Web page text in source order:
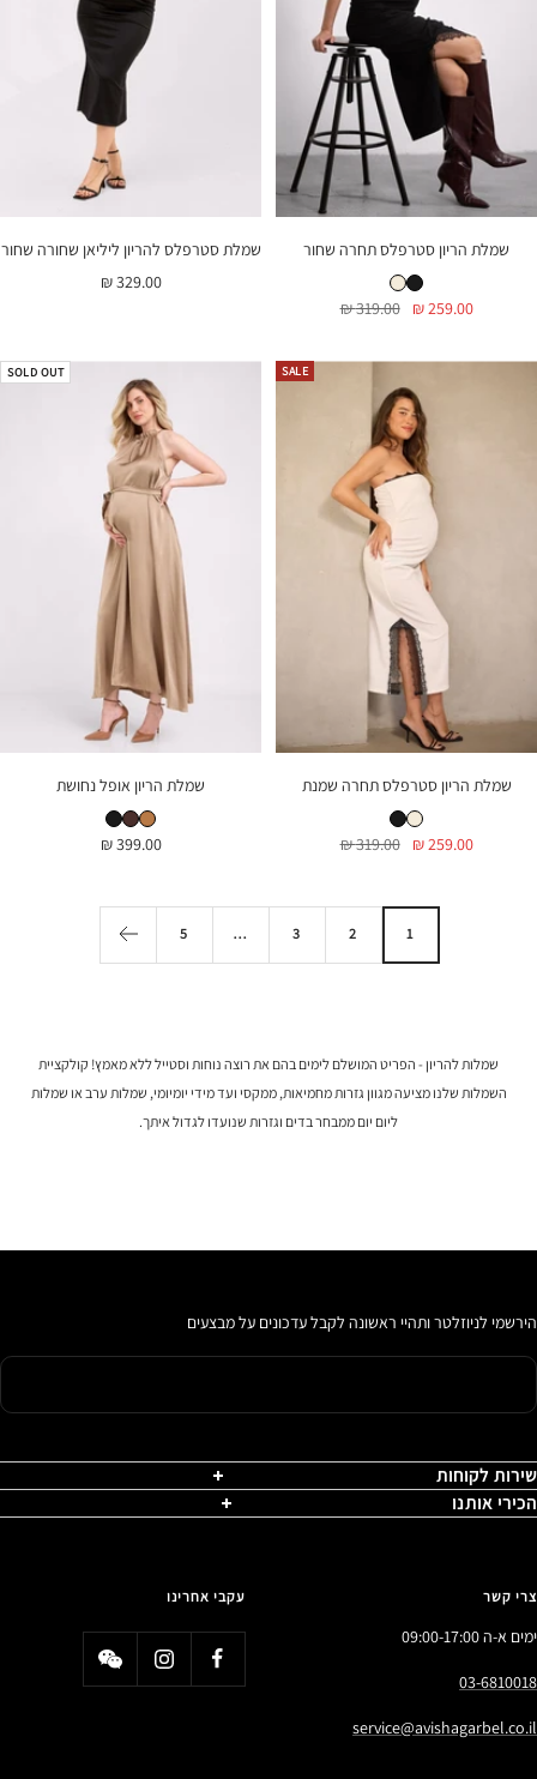
שמלת הריון סטרפלס תחרה שחור
שמלת הריון סטרפלס תחרה שחורשמלת הריון סטרפלס תחרה שמנת
מחיר
259.00 ₪
מחיר
319.00 ₪
שמלת סטרפלס להריון ליליאן שחורה שחור
מחיר
329.00 ₪
SALE
שמלת הריון סטרפלס תחרה שמנת
שמלת הריון סטרפלס תחרה שמנתשמלת הריון סטרפלס תחרה שחור
מחיר
259.00 ₪
מחיר
319.00 ₪
SOLD OUT
שמלת הריון אופל נחושת
שמלת הריון אופל נחושת
שמלת הריון אופל חום שוקולד
שמלת הריון אופל שחור
מחיר
399.00 ₪
1
2
3
…
5
שמלות להריון - הפריט המושלם לימים בהם את רוצה נוחות וסטייל ללא מאמץ! קולקציית
השמלות שלנו מציעה מגוון גזרות מחמיאות, ממקסי ועד מידי יומיומי, שמלות ערב או שמלות
ליום יום ממבחר בדים וגזרות שנועדו לגדול איתך.
הירשמי לניוזלטר ותהיי ראשונה לקבל עדכונים על מבצעים
שירות לקוחות
הכירי אותנו
צרי קשר
ימים א-ה 09:00-17:00
03-6810018
service@avishagarbel.co.il
עקבי אחרינו